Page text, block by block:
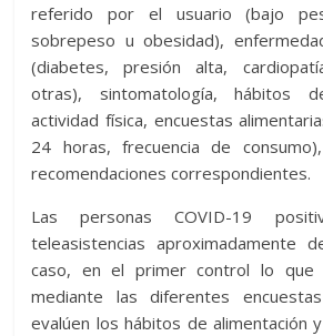
referido por el usuario (bajo
sobrepeso u obesidad),
(diabetes, presión alta,
otras), sintomatología, hábitos
actividad física, encuestas
24 horas, frecuencia de
recomendaciones correspondientes.
Las personas COVID-19
teleasistencias aproximadamente
caso, en el primer control lo
mediante las diferentes
evalúen los hábitos de alimentación